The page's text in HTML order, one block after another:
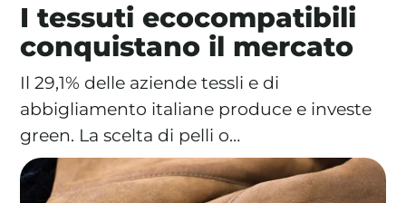
FOTOVOLTAICO A DISTANZA
BLOG
CONTATTI
I tessuti ecocompatibili
conquistano il mercato
Il 29,1% delle aziende tessli e di
abbigliamento italiane produce e investe
green. La scelta di pelli o…